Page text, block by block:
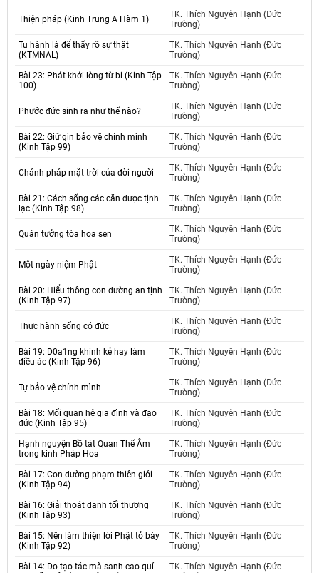
Thiện pháp (Kinh Trung A Hàm 1)
TK. Thích Nguyên Hạnh (Đức
Trường)
Tu hành là để thấy rõ sự thật
(KTMNAL)
TK. Thích Nguyên Hạnh (Đức
Trường)
Bài 23: Phát khởi lòng từ bi (Kinh Tập
100)
TK. Thích Nguyên Hạnh (Đức
Trường)
Phước đức sinh ra như thế nào?
TK. Thích Nguyên Hạnh (Đức
Trường)
Bài 22: Giữ gìn bảo vệ chính mình
(Kinh Tập 99)
TK. Thích Nguyên Hạnh (Đức
Trường)
Chánh pháp mặt trời của đời người
TK. Thích Nguyên Hạnh (Đức
Trường)
Bài 21: Cách sống các căn được tịnh
lạc (Kinh Tập 98)
TK. Thích Nguyên Hạnh (Đức
Trường)
Quán tưởng tòa hoa sen
TK. Thích Nguyên Hạnh (Đức
Trường)
Một ngày niệm Phật
TK. Thích Nguyên Hạnh (Đức
Trường)
Bài 20: Hiểu thông con đường an tịnh
(Kinh Tập 97)
TK. Thích Nguyên Hạnh (Đức
Trường)
Thực hành sống có đức
TK. Thích Nguyên Hạnh (Đức
Trường)
Bài 19: D0a1ng khinh kẻ hay làm
điều ác (Kinh Tập 96)
TK. Thích Nguyên Hạnh (Đức
Trường)
Tự bảo vệ chính mình
TK. Thích Nguyên Hạnh (Đức
Trường)
Bài 18: Mối quan hệ gia đình và đạo
đức (Kinh Tập 95)
TK. Thích Nguyên Hạnh (Đức
Trường)
Hạnh nguyện Bồ tát Quan Thế Âm
trong kinh Pháp Hoa
TK. Thích Nguyên Hạnh (Đức
Trường)
Bài 17: Con đường phạm thiên giới
(Kinh Tập 94)
TK. Thích Nguyên Hạnh (Đức
Trường)
Bài 16: Giải thoát danh tối thượng
(Kinh Tập 93)
TK. Thích Nguyên Hạnh (Đức
Trường)
Bài 15: Nên làm thiện lời Phật tỏ bày
(Kinh Tập 92)
TK. Thích Nguyên Hạnh (Đức
Trường)
Bài 14: Do tạo tác mà sanh cao quí
TK. Thích Nguyên Hạnh (Đức